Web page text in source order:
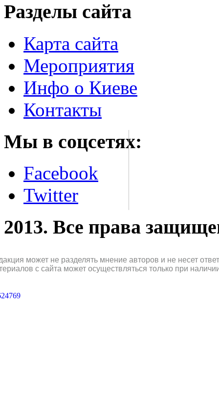
Разделы сайта
Карта сайта
Мероприятия
Инфо о Киеве
Контакты
Мы в соцсетях:
Facebook
Twitter
2013. Все права
может не разделять мнение авторов и не несет
с сайта может осуществляться только при